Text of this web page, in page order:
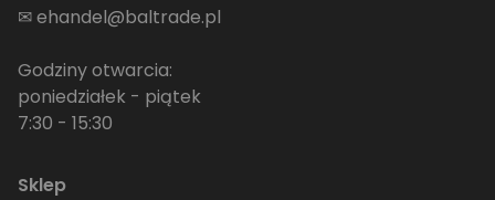
✉ehandel@baltrade.pl
Godziny otwarcia:
poniedziałek - piątek
7:30 - 15:30
Sklep